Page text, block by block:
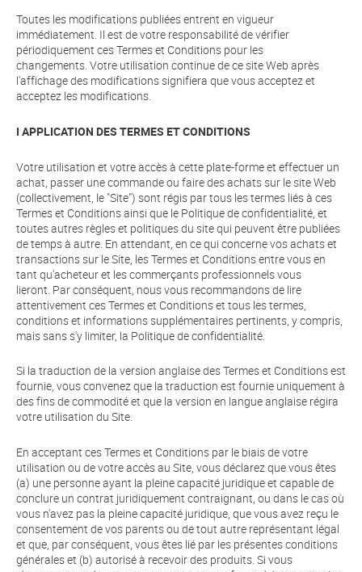
Toutes les modifications publiées entrent en vigueur
immédiatement. Il est de votre responsabilité de vérifier
périodiquement ces Termes et Conditions pour les
changements. Votre utilisation continue de ce site Web après
l'affichage des modifications signifiera que vous acceptez et
acceptez les modifications.
I APPLICATION DES TERMES ET CONDITIONS
Votre utilisation et votre accès à cette plate-forme et effectuer un
achat, passer une commande ou faire des achats sur le site Web
(collectivement, le "Site") sont régis par tous les termes liés à ces
Termes et Conditions ainsi que le Politique de confidentialité, et
toutes autres règles et politiques du site qui peuvent être publiées
de temps à autre. En attendant, en ce qui concerne vos achats et
transactions sur le Site, les Termes et Conditions entre vous en
tant qu'acheteur et les commerçants professionnels vous
lieront. Par conséquent, nous vous recommandons de lire
attentivement ces Termes et Conditions et tous les termes,
conditions et informations supplémentaires pertinents, y compris,
mais sans s'y limiter, la Politique de confidentialité.
Si la traduction de la version anglaise des Termes et Conditions est
fournie, vous convenez que la traduction est fournie uniquement à
des fins de commodité et que la version en langue anglaise régira
votre utilisation du Site.
En acceptant ces Termes et Conditions par le biais de votre
utilisation ou de votre accès au Site, vous déclarez que vous êtes
(a) une personne ayant la pleine capacité juridique et capable de
conclure un contrat juridiquement contraignant, ou dans le cas où
vous n'avez pas la pleine capacité juridique, que vous avez reçu le
consentement de vos parents ou de tout autre représentant légal
et que, par conséquent, vous êtes lié par les présentes conditions
générales et (b) autorisé à recevoir des produits. Si vous